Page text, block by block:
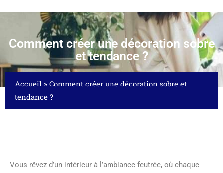
Comment créer une décoration sobre
et tendance ?
Accueil » Comment créer une décoration sobre et
tendance ?
Vous rêvez d’un intérieur à l’ambiance feutrée, où chaque